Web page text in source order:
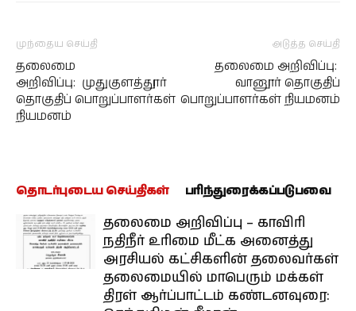
முந்தைய செய்தி
தலைமை
அறிவிப்பு: முதுகுளத்தூர்
தொகுதிப் பொறுப்பாளர்கள்
நியமனம்
அடுத்த செய்தி
தலைமை அறிவிப்பு:
வானூர் தொகுதிப்
பொறுப்பாளர்கள் நியமனம்
தொடர்புடைய செய்திகள் பரிந்துரைக்கப்படுபவை
தலைமை அறிவிப்பு – காவிரி
நதிநீர் உரிமை மீட்க அனைத்து
அரசியல் கட்சிகளின் தலைவர்கள்
தலைமையில் மாபெரும் மக்கள்
திரள் ஆர்ப்பாட்டம் கண்டனவுரை: